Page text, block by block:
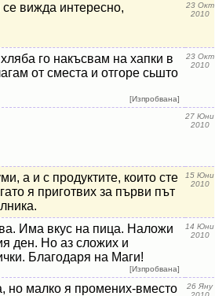
вижда интересно,
23 Окт
2010
го накъсвам на хапки в
от сместа и отгоре сьшто
[Изпробвана]
23 Окт
2010
27 Юни
2010
а и с продуктите, които сте
я приготвих за първи път
15 Юни
2010
Има вкус на пица. Наложи
ден. Но аз сложих и
Благодаря на Маги!
[Изпробвана]
14 Юни
2010
но малко я промених-вместо
26 Яну